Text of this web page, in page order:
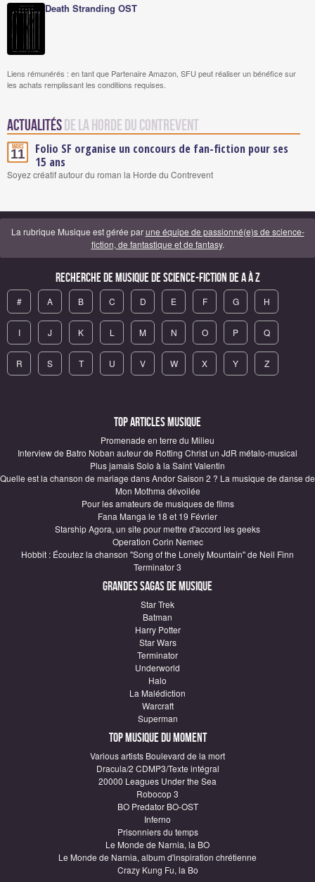
Death Stranding OST
Liens rémunérés : en tant que Partenaire Amazon, SFU peut réaliser un bénéfice sur
les achats remplissant les conditions requises.
Actualités de la Horde du Contrevent
Mars
11
Folio SF organise un concours de fan-fiction pour ses
15 ans
Soyez créatif autour du roman la Horde du Contrevent
La rubrique Musique est gérée parune équipe de passionné(e)s de science-
fiction, de fantastique et de fantasy.
Recherche de Musique de science-fiction de A à Z
# A B C D E F G H
I J K L M N O P Q
R S T U V W X Y Z
Top articles Musique
Promenade en terre du Milieu
Interview de Batro Noban auteur de Rotting Christ un JdR métalo-musical
Plus jamais Solo à la Saint Valentin
Quelle est la chanson de mariage dans Andor Saison 2 ? La musique de danse de
Mon Mothma dévoilée
Pour les amateurs de musiques de films
Fana Manga le 18 et 19 Février
Starship Agora, un site pour mettre d'accord les geeks
Operation Corin Nemec
Hobbit : Écoutez la chanson "Song of the Lonely Mountain" de Neil Finn
Terminator 3
Grandes sagas de Musique
Star Trek
Batman
Harry Potter
Star Wars
Terminator
Underworld
Halo
La Malédiction
Warcraft
Superman
Top Musique du moment
Various artists Boulevard de la mort
Dracula/2 CDMP3/Texte intégral
20000 Leagues Under the Sea
Robocop 3
BO Predator BO-OST
Inferno
Prisonniers du temps
Le Monde de Narnia, la BO
Le Monde de Narnia, album d'inspiration chrétienne
Crazy Kung Fu, la Bo